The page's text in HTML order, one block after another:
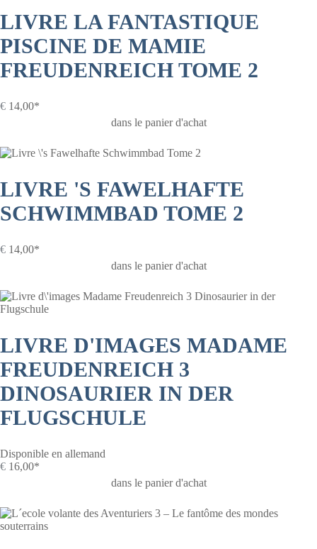
LIVRE LA FANTASTIQUE
PISCINE DE MAMIE
FREUDENREICH TOME 2
€ 14,00*
dans le panier d'achat
LIVRE 'S FAWELHAFTE
SCHWIMMBAD TOME 2
€ 14,00*
dans le panier d'achat
LIVRE D'IMAGES MADAME
FREUDENREICH 3
DINOSAURIER IN DER
FLUGSCHULE
Disponible en allemand
€ 16,00*
dans le panier d'achat